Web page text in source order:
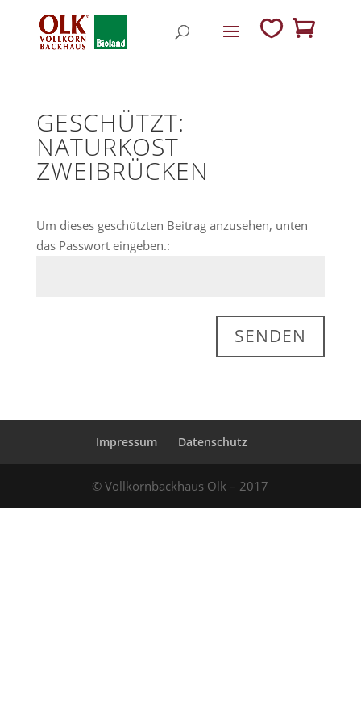
GESCHÜTZT:
NATURKOST
ZWEIBRÜCKEN
Um dieses geschützten Beitrag anzusehen, unten
das Passwort eingeben.:
SENDEN
Impressum Datenschutz
© Vollkornbackhaus Olk – 2017